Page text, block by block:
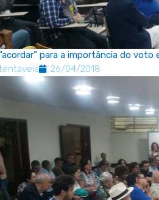
para a importância do
26/04/2018